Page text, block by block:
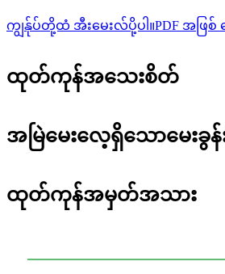
ကျွန်ုပ်တို့ထံ အီးမေးလ်ပို့ပါ။PDF အဖြစ်
ထုတ်ကုန်အသေးစိတ်
အမြဲမေးလေ့ရှိသောမေးခွန်း
ထုတ်ကုန်အမှတ်အသား